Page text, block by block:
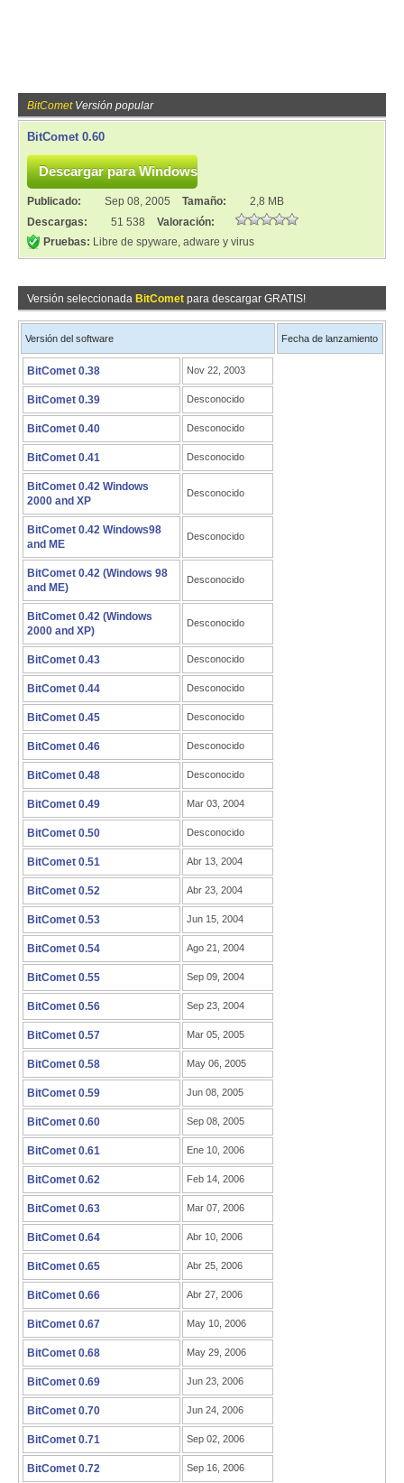
BitCometVersión popular
BitComet 0.60
Publicado: Sep 08, 2005 Tamaño:
2,8 MB
Descargas:
51 538
Valoración:
Pruebas: Libre de spyware, adware y virus
Versión seleccionada BitComet para descargar GRATIS!
Versión del software Fecha de lanzamiento
BitComet 0.38 Nov 22, 2003
BitComet 0.39 Desconocido
BitComet 0.40 Desconocido
BitComet 0.41 Desconocido
BitComet 0.42 Windows
2000 and XP
Desconocido
BitComet 0.42 Windows98
and ME
Desconocido
BitComet 0.42 (Windows 98
and ME)
Desconocido
BitComet 0.42 (Windows
2000 and XP)
Desconocido
BitComet 0.43 Desconocido
BitComet 0.44 Desconocido
BitComet 0.45 Desconocido
BitComet 0.46 Desconocido
BitComet 0.48 Desconocido
BitComet 0.49 Mar 03, 2004
BitComet 0.50 Desconocido
BitComet 0.51 Abr 13, 2004
BitComet 0.52 Abr 23, 2004
BitComet 0.53 Jun 15, 2004
BitComet 0.54 Ago 21, 2004
BitComet 0.55 Sep 09, 2004
BitComet 0.56 Sep 23, 2004
BitComet 0.57 Mar 05, 2005
BitComet 0.58 May 06, 2005
BitComet 0.59 Jun 08, 2005
BitComet 0.60 Sep 08, 2005
BitComet 0.61 Ene 10, 2006
BitComet 0.62 Feb 14, 2006
BitComet 0.63 Mar 07, 2006
BitComet 0.64 Abr 10, 2006
BitComet 0.65 Abr 25, 2006
BitComet 0.66 Abr 27, 2006
BitComet 0.67 May 10, 2006
BitComet 0.68 May 29, 2006
BitComet 0.69 Jun 23, 2006
BitComet 0.70 Jun 24, 2006
BitComet 0.71 Sep 02, 2006
BitComet 0.72 Sep 16, 2006